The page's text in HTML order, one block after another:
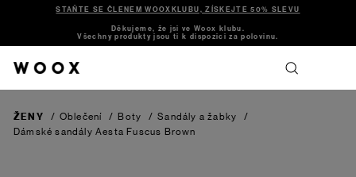
STAŇTE SE ČLENEM WOOXKLUBU, ZÍSKEJTE 50% SLEVU
Děkujeme, že jsi ve Woox klubu.
Všechny produkty jsou ti k dispozici za polovinu.
ŽENY / Oblečení / Boty / Sandály a žabky
/
Dámské sandály Aesta Fuscus Brown